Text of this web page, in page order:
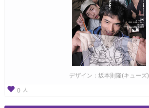
デザイン：坂本則隆(キューズ)
0 人